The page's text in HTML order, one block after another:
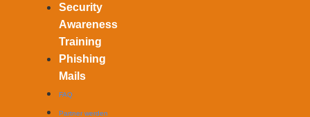
Security
Awareness
Training
Phishing
Mails
FAQ
Partner werden